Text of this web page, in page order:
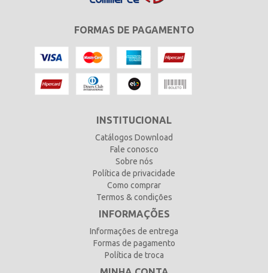
FORMAS DE PAGAMENTO
INSTITUCIONAL
Catálogos Download
Fale conosco
Sobre nós
Política de privacidade
Como comprar
Termos & condições
INFORMAÇÕES
Informações de entrega
Formas de pagamento
Política de troca